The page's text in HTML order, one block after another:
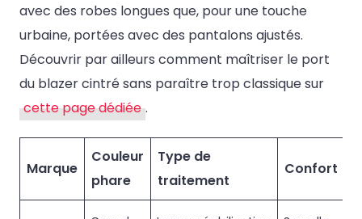
avec des robes longues que, pour une touche
urbaine, portées avec des pantalons ajustés.
Découvrir par ailleurs comment maîtriser le port
du blazer cintré sans paraître trop classique sur
cette page dédiée .
Marque
Couleur
phare
Type de
traitement
Confort